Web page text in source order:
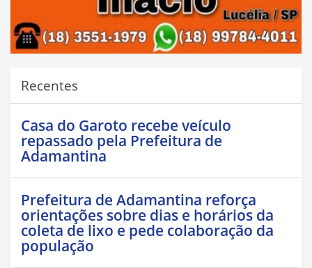
Recentes
Casa do Garoto recebe veículo
repassado pela Prefeitura de
Adamantina
Prefeitura de Adamantina reforça
orientações sobre dias e horários da
coleta de lixo e pede colaboração da
população